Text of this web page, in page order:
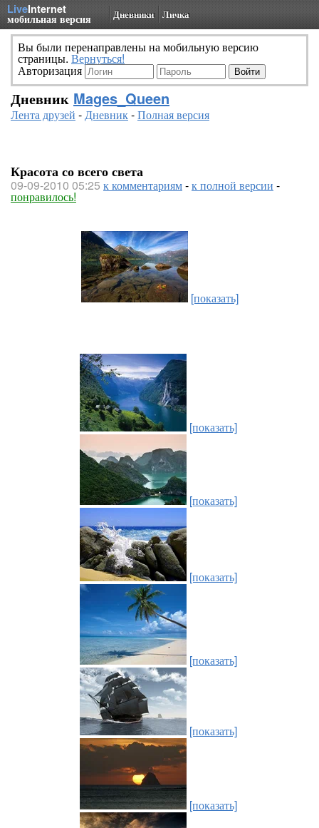
LiveInternet
мобильная версия Дневники Личка
Вы были перенаправлены на мобильную версию
страницы. Вернуться!
Авторизация
Дневник Mages_Queen
Лента друзей -Дневник-Полная версия
Красота со всего света
09-09-2010 05:25 к комментариям-к полной версии -
понравилось!
[показать]
[показать]
[показать]
[показать]
[показать]
[показать]
[показать]